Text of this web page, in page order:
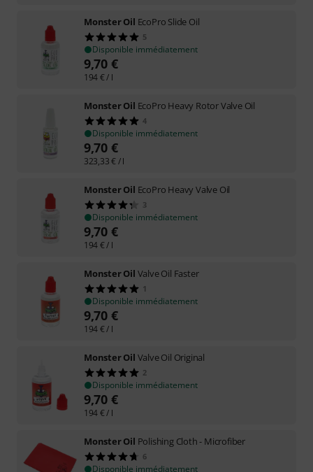
Monster Oil EcoPro Slide Oil
5
Disponible immédiatement
9,70 €
194€/ l
Monster Oil EcoPro Heavy Rotor Valve Oil
4
Disponible immédiatement
9,70 €
323,33€ / l
Monster Oil EcoPro Heavy Valve Oil
3
Disponible immédiatement
9,70 €
194€/ l
Monster Oil Valve Oil Faster
1
Disponible immédiatement
9,70 €
194€/ l
Monster Oil Valve Oil Original
2
Disponible immédiatement
9,70 €
194€/ l
Monster Oil Polishing Cloth - Microfiber
6
Disponible immédiatement